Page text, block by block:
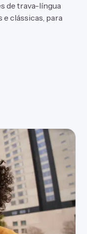
de trava-língua
clássicas, para